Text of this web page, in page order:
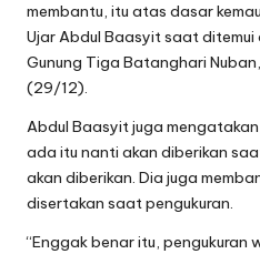
membantu, itu atas dasar
Ujar Abdul Baasyit saat ditemui
Gunung Tiga Batanghari
(29/12).
Abdul Baasyit juga
ada itu nanti akan diberikan
akan diberikan. Dia juga
disertakan saat pengukuran.
“Enggak benar itu, pengukuran